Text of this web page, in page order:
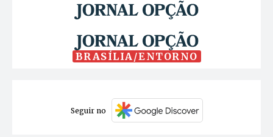
BRASÍLIA/ENTORNO
Seguir no